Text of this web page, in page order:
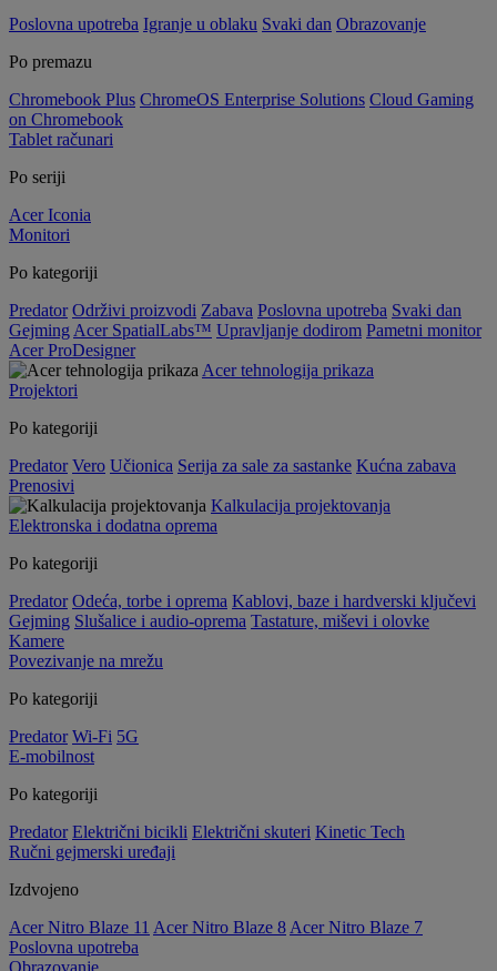
Poslovna upotreba Igranje u oblaku Svaki dan Obrazovanje
Po premazu
Chromebook Plus ChromeOS Enterprise Solutions Cloud Gaming
on Chromebook
Tablet računari
Po seriji
Acer Iconia
Monitori
Po kategoriji
Predator Održivi proizvodi Zabava Poslovna upotreba Svaki dan
Gejming Acer SpatialLabs™ Upravljanje dodirom Pametni monitor
Acer ProDesigner
Acer tehnologija prikaza
Projektori
Po kategoriji
Predator Vero Učionica Serija za sale za sastanke Kućna zabava
Prenosivi
Kalkulacija projektovanja
Elektronska i dodatna oprema
Po kategoriji
Predator Odeća, torbe i oprema Kablovi, baze i hardverski ključevi
Gejming Slušalice i audio-oprema Tastature, miševi i olovke
Kamere
Povezivanje na mrežu
Po kategoriji
Predator Wi-Fi 5G
E-mobilnost
Po kategoriji
Predator Električni bicikli Električni skuteri Kinetic Tech
Ručni gejmerski uređaji
Izdvojeno
Acer Nitro Blaze 11 Acer Nitro Blaze 8 Acer Nitro Blaze 7
Poslovna upotreba
Obrazovanje